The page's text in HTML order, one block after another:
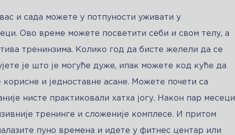
и сада можете у потпуности уживати у
Ово време можете посветити себи и свом телу, а
тренинзима. Колико год да бисте желели да се
је што је могуће дуже, ипак можете код куће да
корисне и једноставне асане. Можете почети са
нисте практиковали хатха јогу. Након пар месеци
тренинге и сложеније комплесе. И притом
пуно времена и идете у фитнес центар или